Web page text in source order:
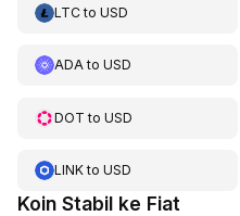
LTCto USD
ADAto USD
DOT to USD
LINKto USD
Koin Stabil ke Fiat